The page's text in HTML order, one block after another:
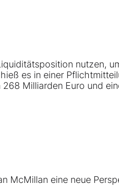
nutzen,
es in einer
Milliarden Euro und
McMillan eine neue